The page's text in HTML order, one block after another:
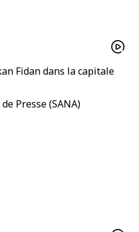
Fidan dans la capitale